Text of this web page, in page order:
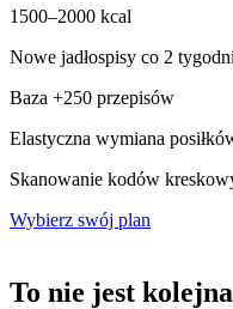
1500–2000 kcal
Nowe jadłospisy co 2
Baza +250 przepisów
Elastyczna wymiana
Skanowanie kodów
Wybierz swój plan
To nie jest